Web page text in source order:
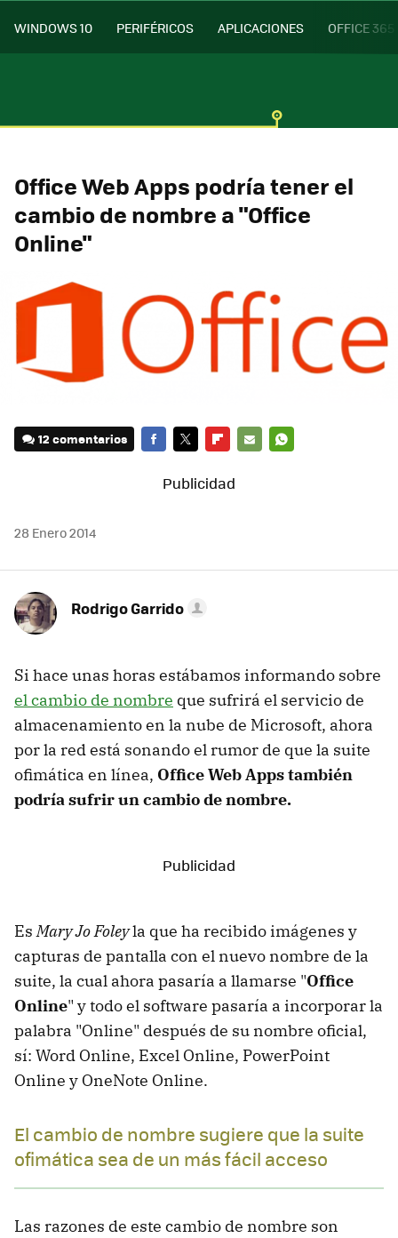
WINDOWS 10 PERIFÉRICOS APLICACIONES OFFICE 365
Office Web Apps podría tener el
cambio de nombre a "Office
Online"
12 comentarios
28 Enero 2014
Rodrigo Garrido
Si hace unas horas estábamos informando sobre
el cambio de nombre que sufrirá el servicio de
almacenamiento en la nube de Microsoft, ahora
por la red está sonando el rumor de que la suite
ofimática en línea, Office Web Apps también
podría sufrir un cambio de nombre.
EsMary Jo Foleyla que ha recibido imágenes y
capturas de pantalla con el nuevo nombre de la
suite, la cual ahora pasaría a llamarse "Office
Online" y todo el software pasaría a incorporar la
palabra "Online" después de su nombre oficial,
sí: Word Online, Excel Online, PowerPoint
Online y OneNote Online.
El cambio de nombre sugiere que la suite
ofimática sea de un más fácil acceso
Las razones de este cambio de nombre son